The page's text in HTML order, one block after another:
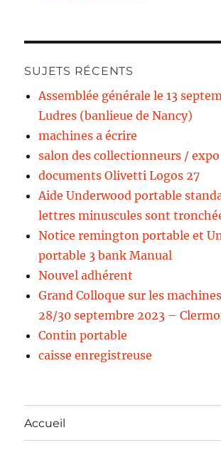
SUJETS RÉCENTS
Assemblée générale le 13
Ludres (banlieue de Nancy)
machines a écrire
salon des collectionneurs / expo
documents Olivetti Logos 27
Aide Underwood portable
lettres minuscules sont
Notice remington portable et
portable 3 bank Manual
Nouvel adhérent
Grand Colloque sur les
28/30 septembre 2023 –
Contin portable
caisse enregistreuse
Accueil